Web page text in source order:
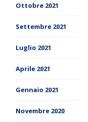
Ottobre 2021
Settembre 2021
Luglio 2021
Aprile 2021
Gennaio 2021
Novembre 2020